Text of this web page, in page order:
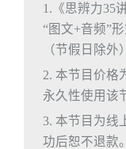
1.《思辨力35
“图文+音频”
（节假日除外
2. 本节目价格
永久性使用该
3. 本节目为线
功后恕不退款。